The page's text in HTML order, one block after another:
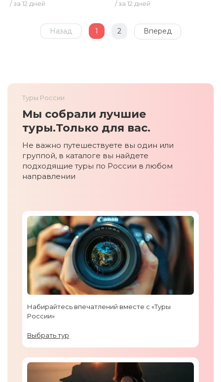
/ за 12 дней / за 12 дней
Назад 1 2 Вперед
Туры России
Мы собрали лучшие
туры.Только для вас.
Не важно путешествуете вы один или
группой, в каталоге вы найдете
подходящие туры по России в любом
направлении
Набирайтесь впечатлений вместе с «Туры
России»
Выбрать тур